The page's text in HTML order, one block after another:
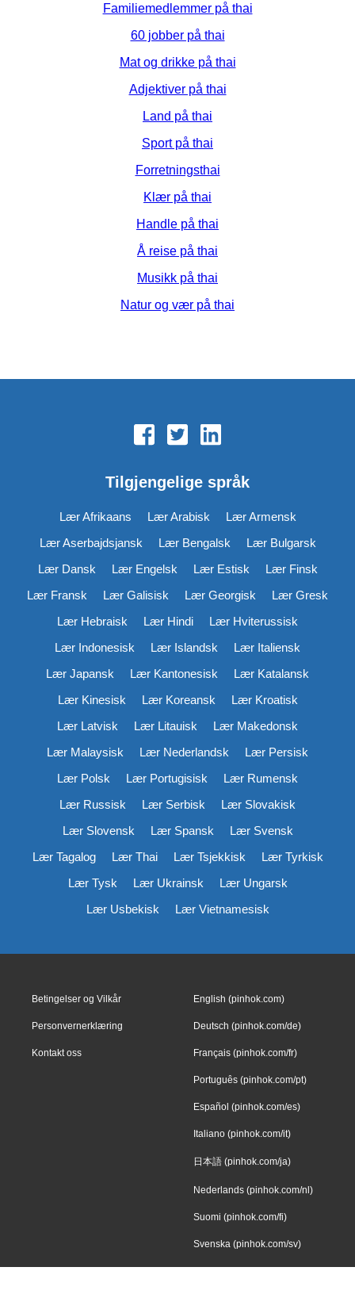
Familiemedlemmer på thai
60 jobber på thai
Mat og drikke på thai
Adjektiver på thai
Land på thai
Sport på thai
Forretningsthai
Klær på thai
Handle på thai
Å reise på thai
Musikk på thai
Natur og vær på thai
Tilgjengelige språk
Lær Afrikaans Lær Arabisk
Lær Armensk
Lær Aserbajdsjansk
Lær Bengalsk
Lær Bulgarsk
Lær Dansk
Lær Engelsk Lær Estisk
Lær Finsk
Lær Fransk
Lær Galisisk Lær Georgisk
Lær Gresk
Lær Hebraisk
Lær Hindi
Lær Hviterussisk
Lær Indonesisk
Lær Islandsk
Lær Italiensk
Lær Japansk
Lær Kantonesisk
Lær Katalansk
Lær Kinesisk
Lær Koreansk
Lær Kroatisk
Lær Latvisk
Lær Litauisk
Lær Makedonsk
Lær Malaysisk
Lær Nederlandsk
Lær Persisk
Lær Polsk
Lær Portugisisk
Lær Rumensk
Lær Russisk
Lær Serbisk
Lær Slovakisk
Lær Slovensk
Lær Spansk
Lær Svensk
Lær Tagalog
Lær Thai Lær Tsjekkisk
Lær Tyrkisk
Lær Tysk
Lær Ukrainsk
Lær Ungarsk
Lær Usbekisk
Lær Vietnamesisk
Betingelser og Vilkår
Personvernerklæring
Kontakt oss
English (pinhok.com)
Deutsch (pinhok.com/de)
Français (pinhok.com/fr)
Português (pinhok.com/pt)
Español (pinhok.com/es)
Italiano (pinhok.com/it)
日本語 (pinhok.com/ja)
Nederlands (pinhok.com/nl)
Suomi (pinhok.com/fi)
Svenska (pinhok.com/sv)